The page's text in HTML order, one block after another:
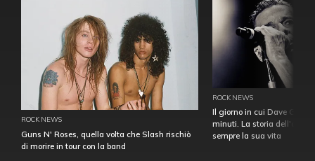
ROCK NEWS
Guns N' Roses, quella volta che Slash rischiò
di morire in tour con la band
ROCK NEWS
Il giorno in cui Dave
minuti. La storia
sempre la sua vita